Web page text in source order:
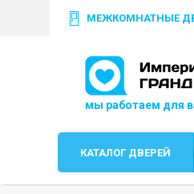
МЕЖКОМНАТНЫЕ
+7 (812) 640 35 99
КАТАЛОГ ДВЕРЕЙ